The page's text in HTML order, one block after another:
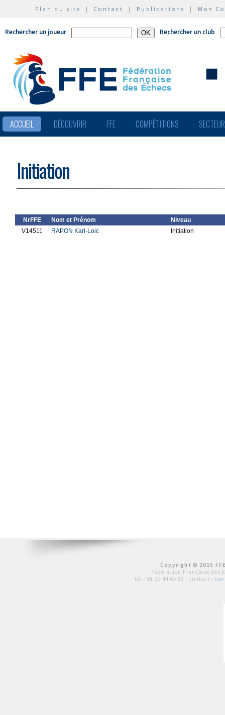
Plan du site | Contact | Publications | Mon
Rechercher un joueur Rechercher un club
ACCUEIL DÉCOUVRIR FFE COMPÉTITIONS
Initiation
NrFFE Nom et Prénom
Niveau
V14511
RAPON Karl-Loic Initiation
Copyright © 2015
Fédération Française des
tél : 01 39 44 65 80 | contact :